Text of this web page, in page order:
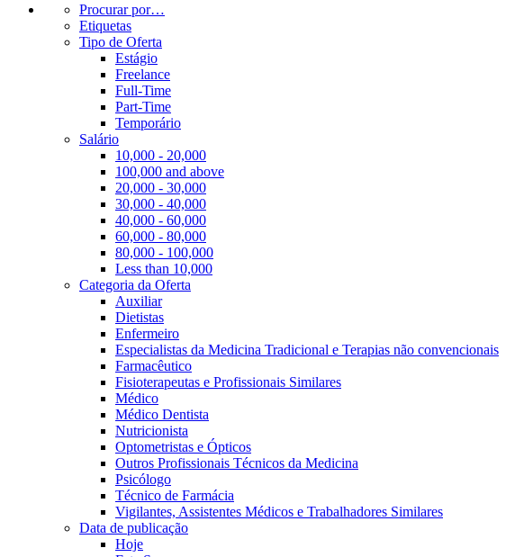
Procurar por…
Etiquetas
Tipo de Oferta
Estágio
Freelance
Full-Time
Part-Time
Temporário
Salário
10,000 - 20,000
100,000 and above
20,000 - 30,000
30,000 - 40,000
40,000 - 60,000
60,000 - 80,000
80,000 - 100,000
Less than 10,000
Categoria da Oferta
Auxiliar
Dietistas
Enfermeiro
Especialistas da Medicina Tradicional e Terapias não convencionais
Farmacêutico
Fisioterapeutas e Profissionais Similares
Médico
Médico Dentista
Nutricionista
Optometristas e Ópticos
Outros Profissionais Técnicos da Medicina
Psicólogo
Técnico de Farmácia
Vigilantes, Assistentes Médicos e Trabalhadores Similares
Data de publicação
Hoje